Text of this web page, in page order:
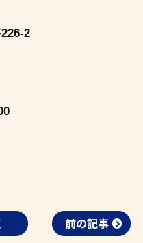
2
前の記事